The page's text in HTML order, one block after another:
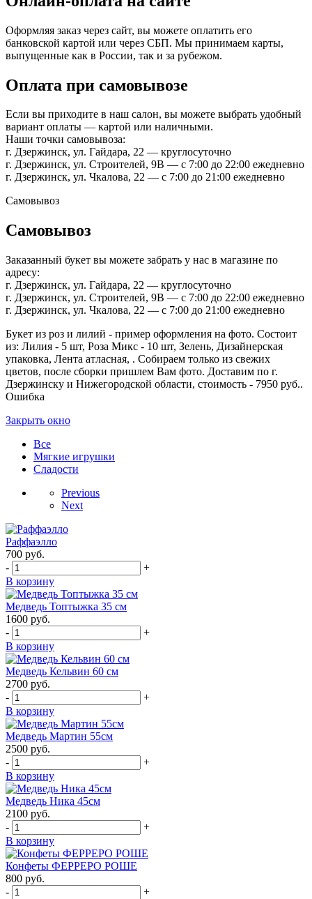
Оформляя заказ через сайт, вы можете оплатить его
банковской картой или через СБП. Мы принимаем карты,
выпущенные как в России, так и за рубежом.
Оплата при самовывозе
Если вы приходите в наш салон, вы можете выбрать удобный
вариант оплаты — картой или наличными.
Наши точки самовывоза:
г. Дзержинск, ул. Гайдара, 22 — круглосуточно
г. Дзержинск, ул. Строителей, 9В — с 7:00 до 22:00 ежедневно
г. Дзержинск, ул. Чкалова, 22 — с 7:00 до 21:00 ежедневно
Самовывоз
Самовывоз
Заказанный букет вы можете забрать у нас в магазине по
адресу:
г. Дзержинск, ул. Гайдара, 22 — круглосуточно
г. Дзержинск, ул. Строителей, 9В — с 7:00 до 22:00 ежедневно
г. Дзержинск, ул. Чкалова, 22 — с 7:00 до 21:00 ежедневно
Букет из роз и лилий - пример оформления на фото. Состоит
из: Лилия - 5 шт, Роза Микс - 10 шт, Зелень, Дизайнерская
упаковка, Лента атласная, . Собираем только из свежих
цветов, после сборки пришлем Вам фото. Доставим по г.
Дзержинску и Нижегородской области, стоимость - 7950 руб..
Ошибка
Закрыть окно
Все
Мягкие игрушки
Сладости
Previous
Next
Раффаэлло
700 руб.
-
+
В корзину
Медведь Топтыжка 35 см
1600 руб.
-
+
В корзину
Медведь Кельвин 60 см
2700 руб.
-
+
В корзину
Медведь Мартин 55см
2500 руб.
-
+
В корзину
Медведь Ника 45см
2100 руб.
-
+
В корзину
Конфеты ФЕРРЕРО РОШЕ
800 руб.
-
+